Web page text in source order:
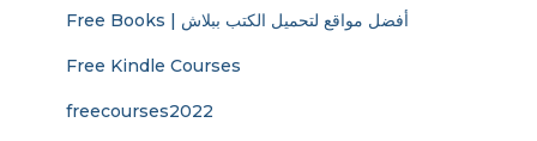
Free Books | أفضل مواقع لتحميل الكتب ببلاش
Free Kindle Courses
freecourses2022